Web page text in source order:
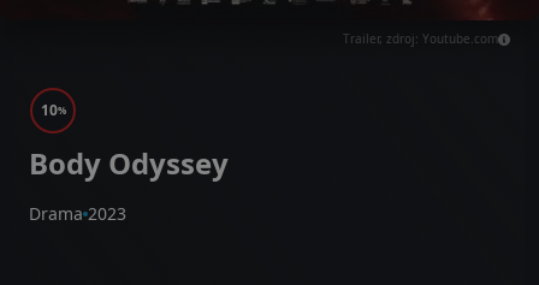
Trailer, zdroj: Youtube.com
10%
Body Odyssey
Drama 2023